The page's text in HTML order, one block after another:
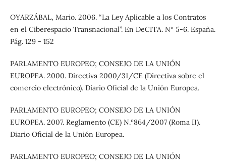
OYARZÁBAL, Mario. 2006. “La Ley Aplicable a los Contratos
en el Ciberespacio Transnacional”. En DeCITA. Nº 5-6. España.
Pág. 129 - 152
PARLAMENTO EUROPEO; CONSEJO DE LA UNIÓN
EUROPEA. 2000. Directiva 2000/31/CE (Directiva sobre el
comercio electrónico). Diario Oficial de la Unión Europea.
PARLAMENTO EUROPEO; CONSEJO DE LA UNIÓN
EUROPEA. 2007. Reglamento (CE) N.º864/2007 (Roma II).
Diario Oficial de la Unión Europea.
PARLAMENTO EUROPEO; CONSEJO DE LA UNIÓN